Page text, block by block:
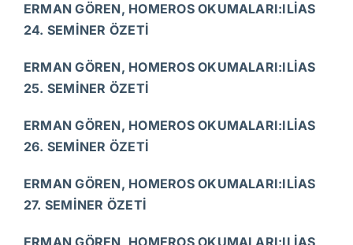
ERMAN GÖREN, HOMEROS OKUMALARI:ILİAS
24. SEMİNER ÖZETİ
ERMAN GÖREN, HOMEROS OKUMALARI:ILİAS
25. SEMİNER ÖZETİ
ERMAN GÖREN, HOMEROS OKUMALARI:ILİAS
26. SEMİNER ÖZETİ
ERMAN GÖREN, HOMEROS OKUMALARI:ILİAS
27. SEMİNER ÖZETİ